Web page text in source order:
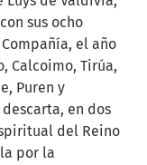
sus ocho
el año
Calcoimo, Tirúa,
Puren y
en dos
del Reino
por la